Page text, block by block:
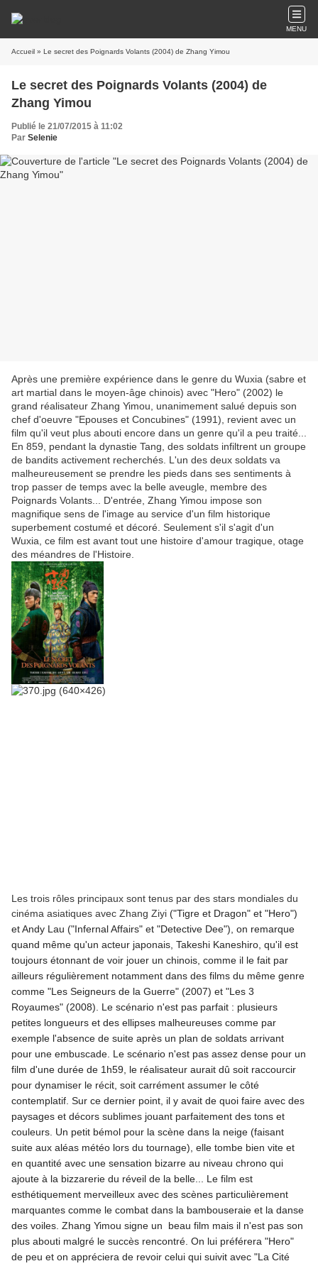
MENU
Accueil » Le secret des Poignards Volants (2004) de Zhang Yimou
Le secret des Poignards Volants (2004) de
Zhang Yimou
Publié le 21/07/2015 à 11:02
Par Selenie
Après une première expérience dans le genre du Wuxia (sabre et
art martial dans le moyen-âge chinois) avec "Hero" (2002) le
grand réalisateur Zhang Yimou, unanimement salué depuis son
chef d'oeuvre "Epouses et Concubines" (1991), revient avec un
film qu'il veut plus abouti encore dans un genre qu'il a peu traité...
En 859, pendant la dynastie Tang, des soldats infiltrent un groupe
de bandits activement recherchés. L'un des deux soldats va
malheureusement se prendre les pieds dans ses sentiments à
trop passer de temps avec la belle aveugle, membre des
Poignards Volants... D'entrée, Zhang Yimou impose son
magnifique sens de l'image au service d'un film historique
superbement costumé et décoré. Seulement s'il s'agit d'un
Wuxia, ce film est avant tout une histoire d'amour tragique, otage
des méandres de l'Histoire.
Les trois rôles principaux sont tenus par des stars mondiales du
cinéma asiatiques avec Zhang Ziyi ("Tigre et Dragon" et "Hero")
etAndy Lau ("Infernal Affairs" et "Detective Dee"), on remarque
quand même qu'un acteur japonais, Takeshi Kaneshiro, qu'il est
toujours étonnant de voir jouer un chinois, comme il le fait par
ailleurs régulièrement notamment dans des films du même genre
comme "Les Seigneurs de la Guerre" (2007) et "Les 3
Royaumes" (2008). Le scénario n'est pas parfait : plusieurs
petites longueurs et des ellipses malheureuses comme par
exemple l'absence de suite après un plan de soldats arrivant
pour une embuscade. Le scénario n'est pas assez dense pour un
film d'une durée de 1h59, le réalisateur aurait dû soit raccourcir
pour dynamiser le récit, soit carrément assumer le côté
contemplatif. Sur ce dernier point, il y avait de quoi faire avec des
paysages et décors sublimes jouant parfaitement des tons et
couleurs. Un petit bémol pour la scène dans la neige (faisant
suite aux aléas météo lors du tournage), elle tombe bien vite et
en quantité avec une sensation bizarre au niveau chrono qui
ajoute à la bizzarerie du réveil de la belle... Le film est
esthétiquement merveilleux avec des scènes particulièrement
marquantes comme le combat dans la bambouseraie et la danse
des voiles. Zhang Yimou signe un beau film mais il n'est pas son
plus abouti malgré le succès rencontré. On lui préférera "Hero"
de peu et on appréciera de revoir celui qui suivit avec "La Cité